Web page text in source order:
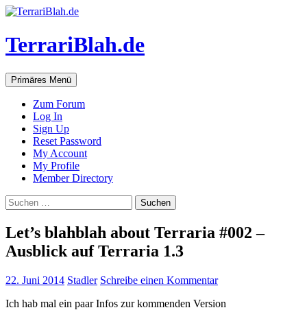
TerrariBlah.de
Suchen
Primäres Menü Springe
zum
Inhalt
Zum Forum
Log In
Sign Up
Reset Password
My Account
My Profile
Member Directory
Suchen
nach:
Let’s blahblah about Terraria #002 –
Ausblick auf Terraria 1.3
22. Juni 2014 Stadler Schreibe einen Kommentar
Ich hab mal ein paar Infos zur kommenden Version